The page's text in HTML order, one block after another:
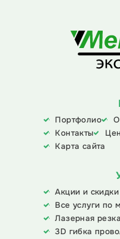
Портфолио
Контакты
Карта сайта
Акции и скидки
Все услуги по
Лазерная
3D гибка